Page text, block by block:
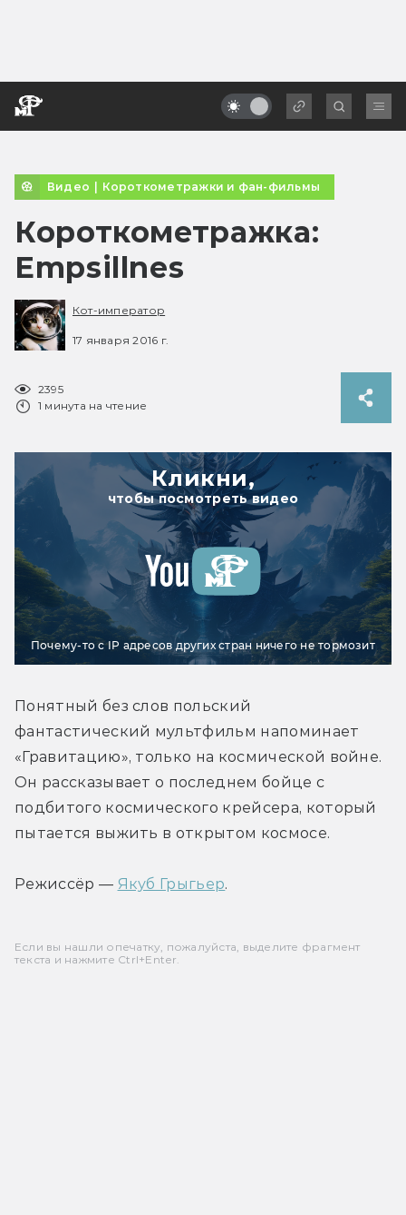
Видео | Короткометражки и фан-фильмы
Короткометражка:
Empsillnes
Кот-император
17 января 2016 г.
2395
1 минута на чтение
Кликни,
чтобы посмотреть видео
Почему-то с IP адресов других стран ничего не тормозит
Понятный без слов польский
фантастический мультфильм напоминает
«Гравитацию», только на космической войне.
Он рассказывает о последнем бойце с
подбитого космического крейсера, который
пытается выжить в открытом космосе.
Режиссёр — Якуб Грыгьер.
Если вы нашли опечатку, пожалуйста, выделите фрагмент
текста и нажмите Ctrl+Enter.